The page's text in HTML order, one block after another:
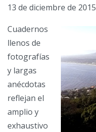
13 de diciembre de 2015
Cuadernos
llenos de
fotografías
y largas
anécdotas
reflejan el
amplio y
exhaustivo